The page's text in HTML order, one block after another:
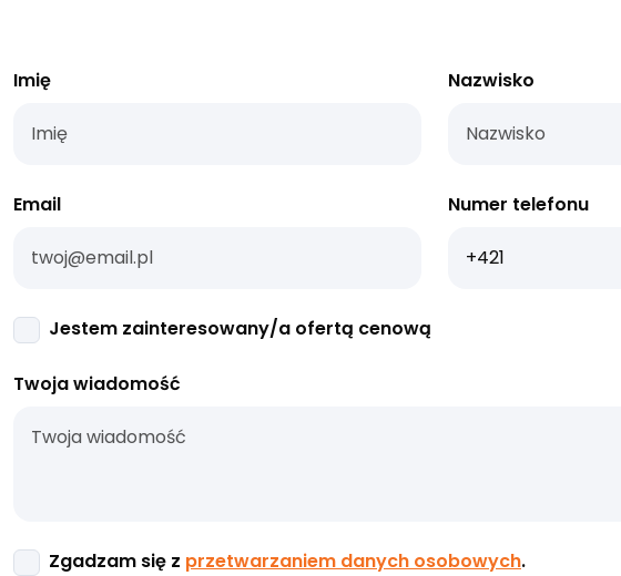
Imię Nazwisko
Email Numer telefonu
Jestem zainteresowany/a ofertą cenową
Twoja wiadomość
Zgadzam się z przetwarzaniem danych osobowych.